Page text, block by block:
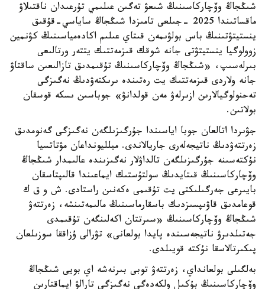
شىڭجاڭ وۆچاركاسىنىڭ شىعۋ تەگىن عىلىمي تۇرعىدان ناقتىلاۋ
ماقساتىندا 2025 -جىلعى تامىزدا شىڭجاڭ ساياسي-قۇقىق
ينستيتۋتىنىڭ باس بولۋىمەن قىتاي عىلىم اكادەمياسىنىڭ كۋنمين
زوولوگيا ينستيتۋتى جانە شوقك قىزمەتتىك يتتەر ورتالىعى
بىرلەسىپ، «شىڭجاڭ وۆچاركاسىنىڭ تۇقىمدىق تازالىعىن ساقتاۋ
جانە ولاردى قىزمەتتىك يت رەتىندە ىرىكتەۋدىڭ نەگىزگى
تەحنولوگيالارىن ازىرلەۋ مەن قولدانۋ» جوباسىن ىسكە قوسقان
بولاتىن.
جۋىردا اتالعان جوبا اياسىندا جۇرگىزىلگەن نەگىزگى گەنومدىق
زەرتتەۋدىڭ ناتيجەلەرى جاريالاندى. ميلليونداعان مۋتاتسيا
نۇكتەسىنە جۇرگىزىلگەن تالداۋلار نەگىزىندە عالىمدار شىڭجاڭ
وۆچاركاسىنىڭ قىتايدىڭ سولتۇستىك ايماعىندا قالىپتاسقان
بايىرعى جەرگىلىكتى يت تۇقىمى ەكەنىن راستادى. ش و ق ك
قوعامدىق قاۋىپسىزدىك باسقارماسىنىڭ مالىمەتىنشە، زەرتتەۋ
شىڭجاڭ وۆچاركاسىنىڭ «سىرتتان اكەلىنگەن تۇقىمدى
جەتىلدىرۋ ناتيجەسىندە پايدا بولعانى» تۋرالى ۇزاققا سوزىلعان
پىكىرتالاسقا نۇكتە قويىلدى.
بەلگىلى بولعانداي، زەرتتەۋ توبى بىرنەشە اي بويى شىڭجاڭ
وۆچاركاسىنىڭ بۇكىل ولكەدەگى نەگىزگى تارالۋ ايماقتارىن